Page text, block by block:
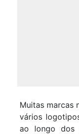
Muitas marcas
vários
ao longo dos